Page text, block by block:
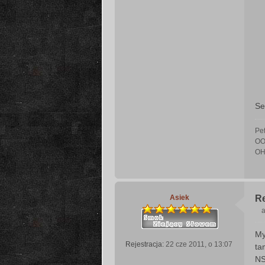
Asiek
Rejestracja: 22 cze 2011, o 13:07
s
t